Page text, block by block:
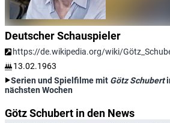
Deutscher Schauspieler
https://de.wikipedia.org/wiki/
13.02.1963
Serien und Spielfilme mit Götz Schubert
nächsten Wochen
Götz Schubert in den News